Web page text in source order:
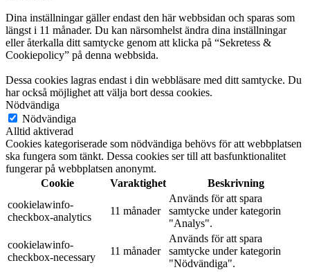
Dina inställningar gäller endast den här webbsidan och sparas som
längst i 11 månader. Du kan närsomhelst ändra dina inställningar
eller återkalla ditt samtycke genom att klicka på “Sekretess &
Cookiepolicy” på denna webbsida.
Dessa cookies lagras endast i din webbläsare med ditt samtycke. Du
har också möjlighet att välja bort dessa cookies.
Nödvändiga
Nödvändiga
Alltid aktiverad
Cookies kategoriserade som nödvändiga behövs för att webbplatsen
ska fungera som tänkt. Dessa cookies ser till att basfunktionalitet
fungerar på webbplatsen anonymt.
Cookie
Varaktighet
Beskrivning
cookielawinfo-
checkbox-analytics
11 månader
Används för att spara
samtycke under kategorin
"Analys".
cookielawinfo-
checkbox-necessary
11 månader
Används för att spara
samtycke under kategorin
"Nödvändiga".